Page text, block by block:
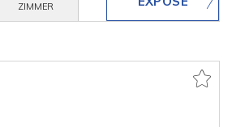
ZIMMER